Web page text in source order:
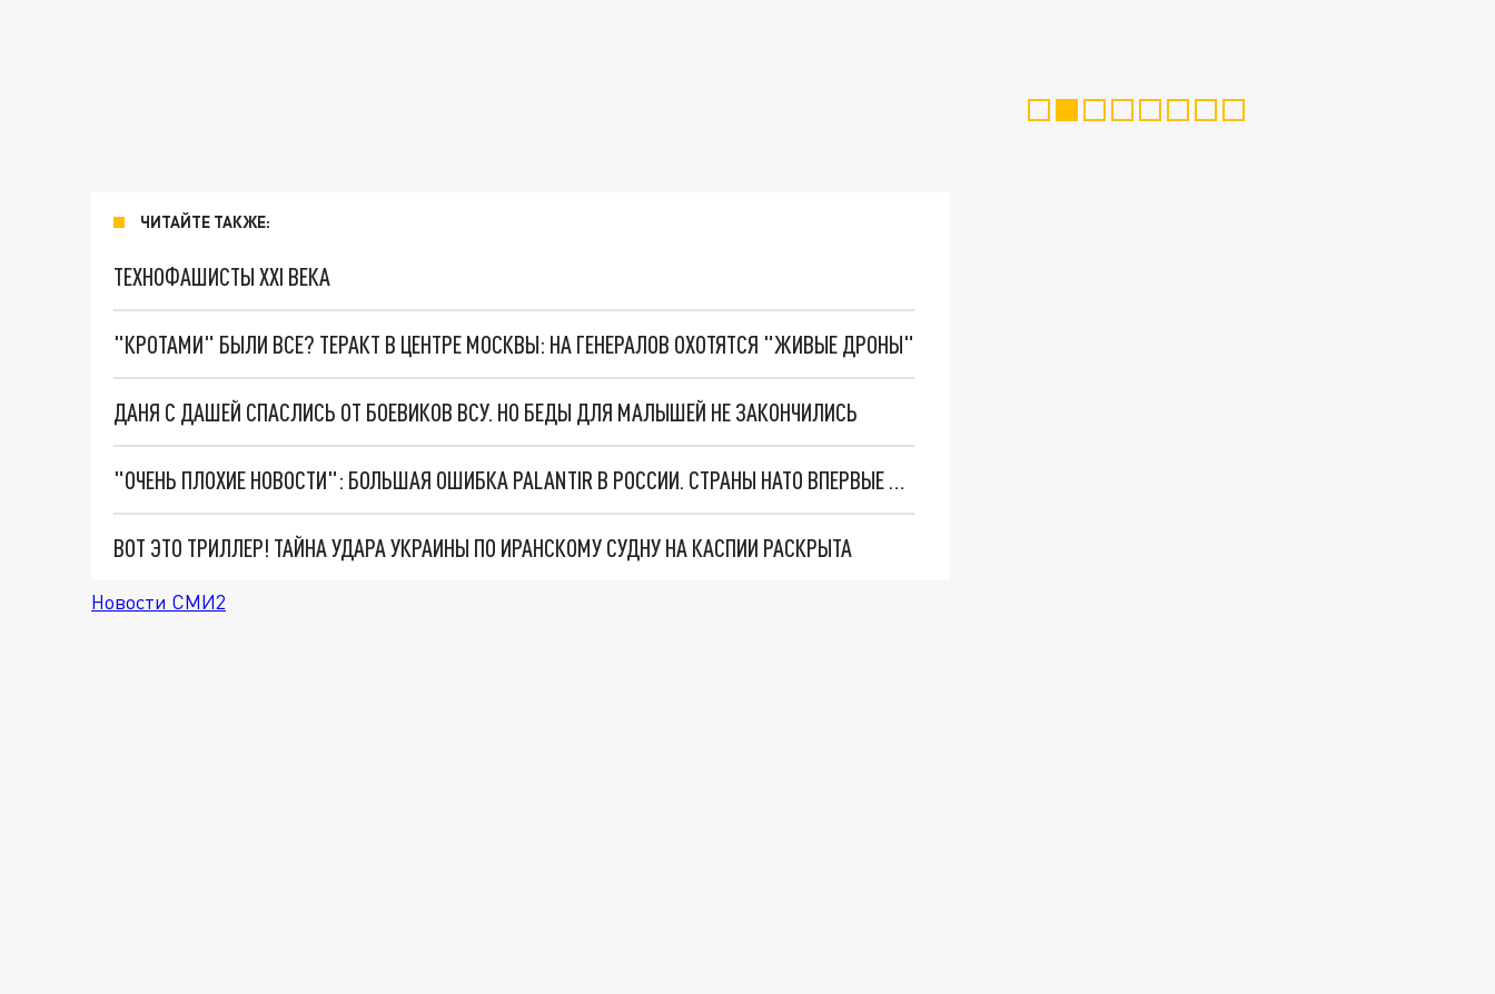
ЧИТАЙТЕ ТАКЖЕ:
ТЕХНОФАШИСТЫ XXI ВЕКА
"КРОТАМИ" БЫЛИ ВСЕ? ТЕРАКТ В ЦЕНТРЕ МОСКВЫ: НА ГЕНЕРАЛОВ ОХОТЯТСЯ "ЖИВЫЕ ДРОНЫ"
ДАНЯ С ДАШЕЙ СПАСЛИСЬ ОТ БОЕВИКОВ ВСУ. НО БЕДЫ ДЛЯ МАЛЫШЕЙ НЕ ЗАКОНЧИЛИСЬ
"ОЧЕНЬ ПЛОХИЕ НОВОСТИ": БОЛЬШАЯ ОШИБКА PALANTIR В РОССИИ. СТРАНЫ НАТО ВПЕРВЫЕ ЗА СВО ОСТАНОВИЛИ ПОСТАВКИ ОРУЖИЯ. ВСУ ТЕРЯЮТ ПРИГРАНИЧЬЕ?
ВОТ ЭТО ТРИЛЛЕР! ТАЙНА УДАРА УКРАИНЫ ПО ИРАНСКОМУ СУДНУ НА КАСПИИ РАСКРЫТА
Новости СМИ2